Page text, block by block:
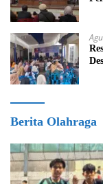
Berita Olahraga